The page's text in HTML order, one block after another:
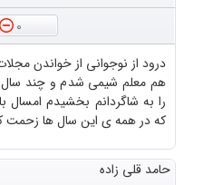
0
درود از نوجوانی از خواندن
هم معلم شیمی شدم و چند
را به شاگردانم بخشیدم
که در همه ی این سال ها زحمت
حامد قلی زاده